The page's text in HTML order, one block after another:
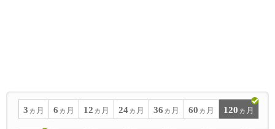
3 ヵ月 6 ヵ月 12 ヵ月 24 ヵ月 36 ヵ月 60 ヵ月 120 ヵ月